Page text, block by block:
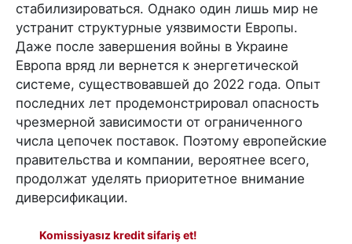
стабилизироваться. Однако один лишь мир не
устранит структурные уязвимости Европы.
Даже после завершения войны в Украине
Европа вряд ли вернется к энергетической
системе, существовавшей до 2022 года. Опыт
последних лет продемонстрировал опасность
чрезмерной зависимости от ограниченного
числа цепочек поставок. Поэтому европейские
правительства и компании, вероятнее всего,
продолжат уделять приоритетное внимание
диверсификации.
Komissiyasız kredit sifariş et!